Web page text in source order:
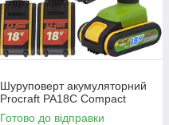
Шуруповерт акумуляторний
Procraft PA18C Compact
Готово до відправки